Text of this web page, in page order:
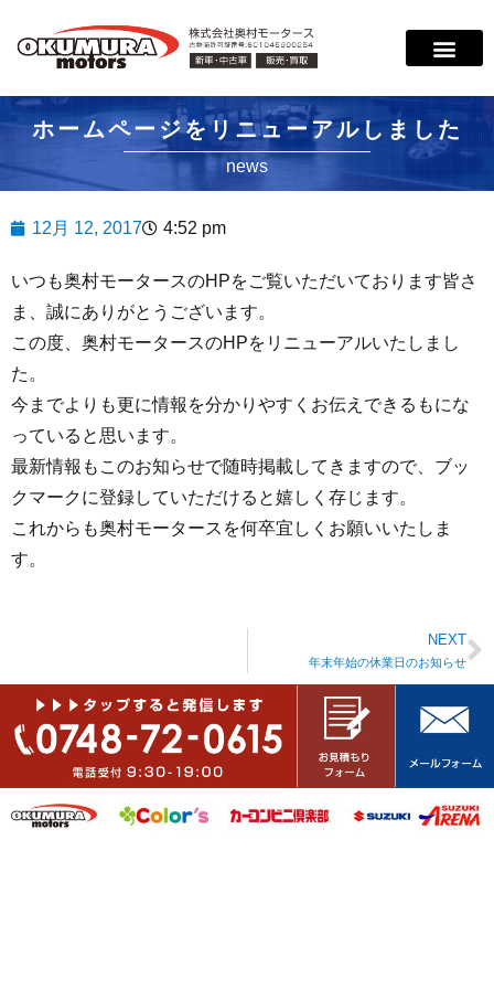
ホームページをリニューアルしました
news
12月 12, 2017 4:52 pm
いつも奥村モータースのHPをご覧いただいております皆さ
ま、誠にありがとうございます。
この度、奥村モータースのHPをリニューアルいたしまし
た。
今までよりも更に情報を分かりやすくお伝えできるもにな
っていると思います。
最新情報もこのお知らせで随時掲載してきますので、ブッ
クマークに登録していただけると嬉しく存じます。
これからも奥村モータースを何卒宜しくお願いいたしま
す。
NEXT
年末年始の休業日のお知らせ